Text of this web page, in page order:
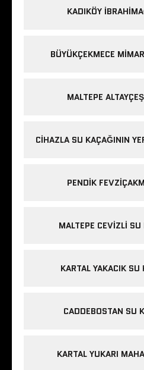
KADIKÖY
BÜYÜKÇEKMECE
MALTEPE
CIHAZLA SU KAÇAĞININ
PENDIK
MALTEPE CEVIZLI
KARTAL YAKACIK
CADDEBOSTAN SU
KARTAL YUKARI